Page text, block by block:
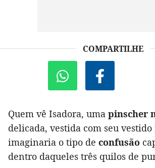
COMPARTILHE
Quem vê Isadora, uma pinscher
delicada, vestida com seu
imaginaria o tipo de confusão
dentro daqueles três quilos de